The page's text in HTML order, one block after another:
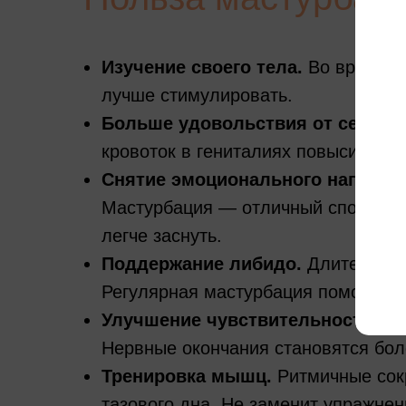
Изучение своего тела. Во время
лучше стимулировать.
Больше удовольствия от секса.
кровоток в гениталиях повысит
Снятие эмоционального
Мастурбация — отличный способ
легче заснуть.
Поддержание либидо.
Регулярная мастурбация помогает
Улучшение чувствительности.
Нервные окончания становятся
Тренировка мышц. Ритмичные